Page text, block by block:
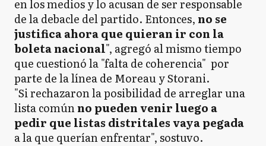
en los medios y lo acusan de ser responsable
de la debacle del partido. Entonces, no se
justifica ahora que quieran ir con la
boleta nacional", agregó al mismo tiempo
que cuestionó la "falta de coherencia" por
parte de la línea de Moreau y Storani.
"Si rechazaron la posibilidad de arreglar una
lista comúnno pueden venir luego a
pedir que listas distritales vaya pegada
a la que querían enfrentar", sostuvo.